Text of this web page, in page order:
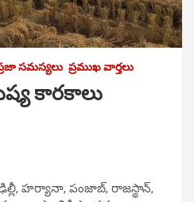
సమస్యలు ప్రముఖ వార్తలు
కారకాలు
హర్యానా, పంజాబ్, రాజస్థాన్,